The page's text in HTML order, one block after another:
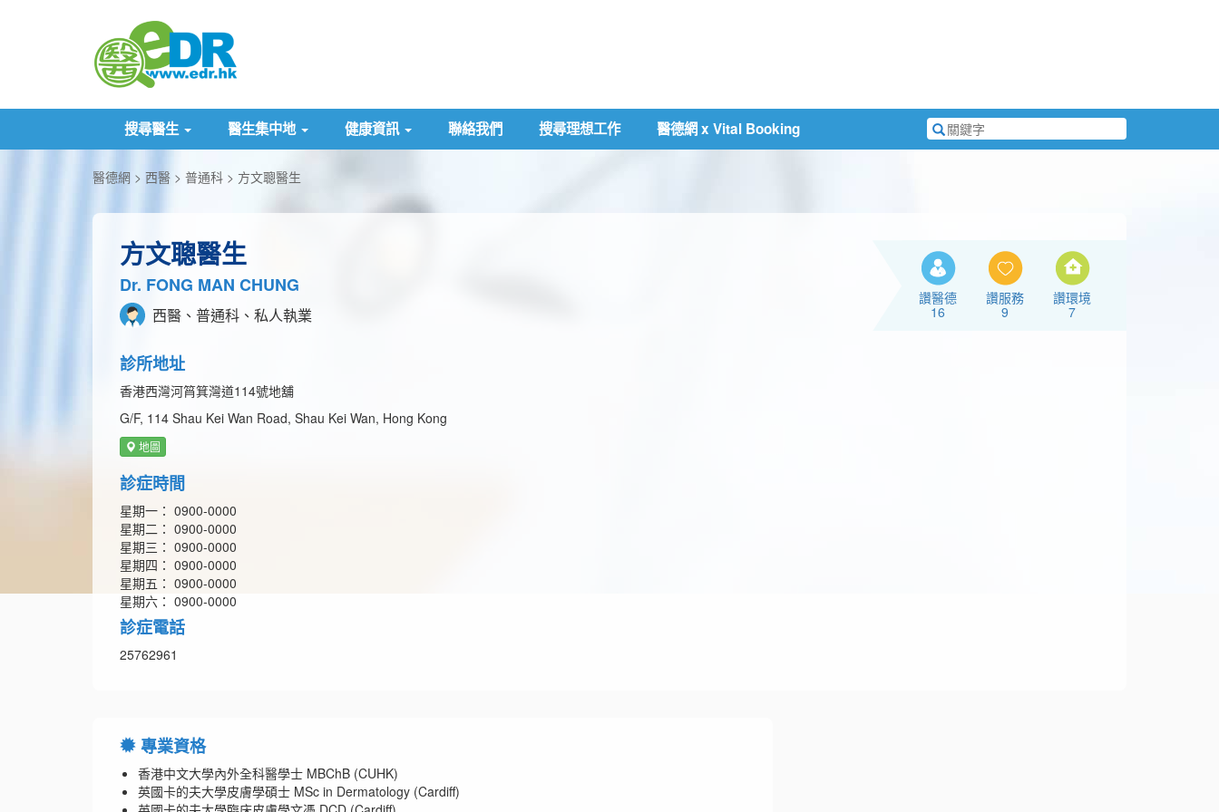
搜尋醫生 醫生集中地 健康資訊 聯絡我們 搜尋理想工作 醫德網 x Vital Booking
搜
尋
醫德網 西醫 普通科 方文聰醫生
方文聰醫生
Dr. FONG MAN CHUNG
西醫、普通科、私人執業
診所地址
香港西灣河筲箕灣道114號地舖
G/F, 114 Shau Kei Wan Road, Shau Kei Wan, Hong Kong
地圖
診症時間
星期一： 0900-0000
星期二： 0900-0000
星期三： 0900-0000
星期四： 0900-0000
星期五： 0900-0000
星期六： 0900-0000
診症電話
25762961
讚醫德
16
讚服務
9
讚環境
7
專業資格
香港中文大學內外全科醫學士 MBChB (CUHK)
英國卡的夫大學皮膚學碩士 MSc in Dermatology (Cardiff)